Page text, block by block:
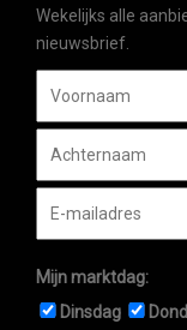
Wekelijks alle
nieuwsbrief.
Mijn marktdag:
Dinsdag